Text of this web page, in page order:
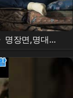
명장면,명대사]
제